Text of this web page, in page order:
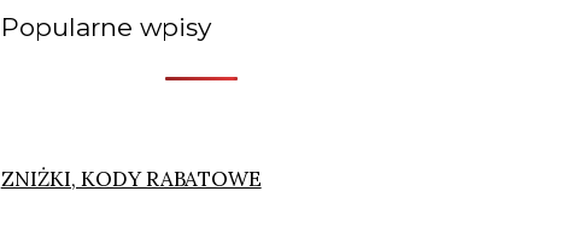
Popularne wpisy
ZNIŻKI, KODY RABATOWE